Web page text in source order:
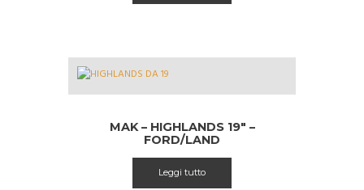
MAK – HIGHLANDS 19″ –
FORD/LAND
Leggi tutto